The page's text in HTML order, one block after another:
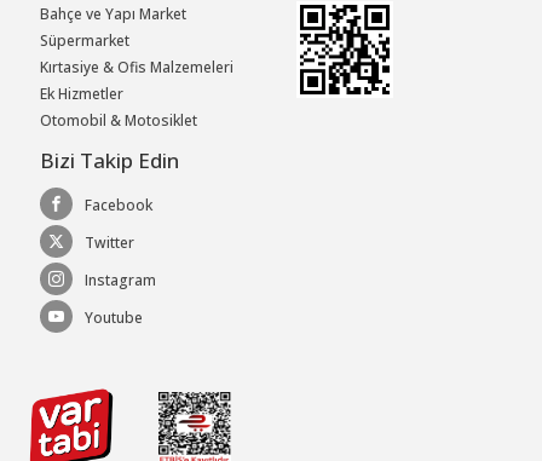
Bahçe ve Yapı Market
Süpermarket
Kırtasiye & Ofis Malzemeleri
Ek Hizmetler
Otomobil & Motosiklet
Bizi Takip Edin
Facebook
Twitter
Instagram
Youtube